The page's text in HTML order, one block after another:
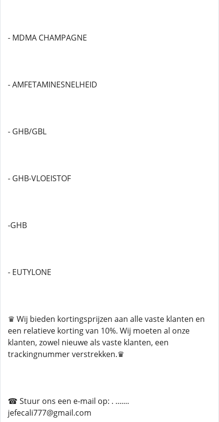
- MDMA CHAMPAGNE
- AMFETAMINESNELHEID
- GHB/GBL
- GHB-VLOEISTOF
-GHB
- EUTYLONE
♛ Wij bieden kortingsprijzen aan alle vaste klanten en
een relatieve korting van 10%. Wij moeten al onze
klanten, zowel nieuwe als vaste klanten, een
trackingnummer verstrekken.♛
☎ Stuur ons een e-mail op: . .......
jefecali777@gmail.com